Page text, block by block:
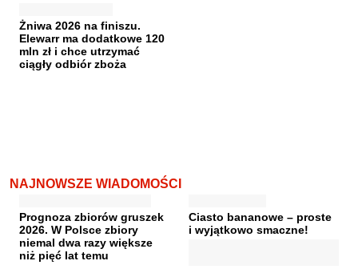
Żniwa 2026 na finiszu.
Elewarr ma dodatkowe 120
mln zł i chce utrzymać
ciągły odbiór zboża
NAJNOWSZE WIADOMOŚCI
Prognoza zbiorów gruszek
2026. W Polsce zbiory
niemal dwa razy większe
niż pięć lat temu
Ciasto bananowe – proste
i wyjątkowo smaczne!